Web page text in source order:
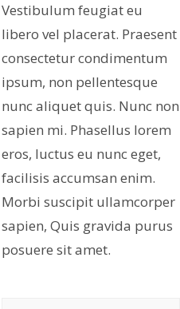
Vestibulum feugiat eu
libero vel placerat. Praesent
consectetur condimentum
ipsum, non pellentesque
nunc aliquet quis. Nunc non
sapien mi. Phasellus lorem
eros, luctus eu nunc eget,
facilisis accumsan enim.
Morbi suscipit ullamcorper
sapien, Quis gravida purus
posuere sit amet.